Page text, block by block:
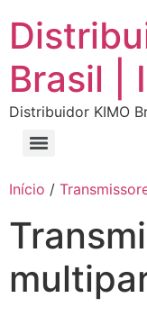
Brasil |
Distribuidor KIMO
Início /